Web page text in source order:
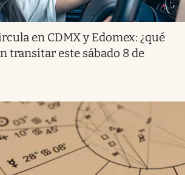
en CDMX y Edomex: ¿qué
transitar este sábado 8 de